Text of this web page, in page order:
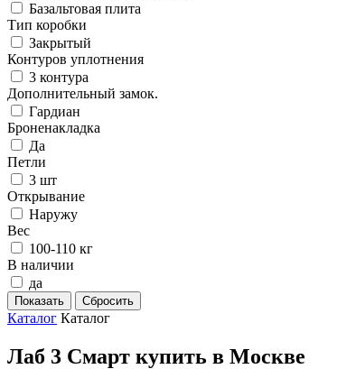
Базальтовая плита
Тип коробки
Закрытый
Контуров уплотнения
3 контура
Дополнительный замок.
Гардиан
Броненакладка
Да
Петли
3 шт
Открывание
Наружу
Вес
100-110 кг
В наличии
да
Каталог Каталог
Лаб 3 Смарт купить в Москве